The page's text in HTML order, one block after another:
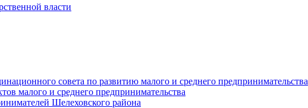
власти
совета по развитию малого и среднего предпринимательства
малого и среднего предпринимательства
Шелеховского района